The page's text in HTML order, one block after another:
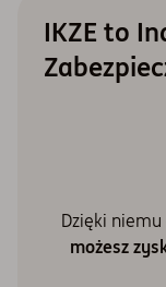
IKZE to
Dzięki niemu
możesz